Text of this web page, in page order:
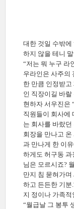
대한 것일 수밖에
하지 않을 테니
“저는 뭐 누구 라
우라인은 사주의
한 만큼 인정받
인 직장이길 바랄
현하자 서우진은
직원들이 회사에
는 회사를 바랐
회장을 만나고
과 만나게 한 이
하게도 허구동 과
님은 모르시죠?
만지 침 묻혀가
하고 든든한 기분
지 정이나 가족
“월급날 그 봉투